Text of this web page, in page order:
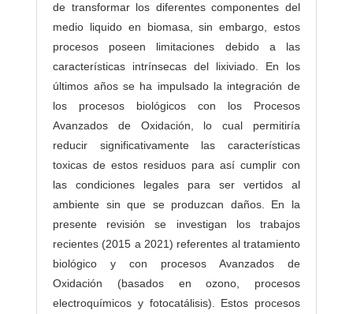
de transformar los diferentes componentes del
medio liquido en biomasa, sin embargo, estos
procesos poseen limitaciones debido a las
características intrínsecas del lixiviado. En los
últimos años se ha impulsado la integración de
los procesos biológicos con los Procesos
Avanzados de Oxidación, lo cual permitiría
reducir significativamente las características
toxicas de estos residuos para así cumplir con
las condiciones legales para ser vertidos al
ambiente sin que se produzcan daños. En la
presente revisión se investigan los trabajos
recientes (2015 a 2021) referentes al tratamiento
biológico y con procesos Avanzados de
Oxidación (basados en ozono, procesos
electroquímicos y fotocatálisis). Estos procesos